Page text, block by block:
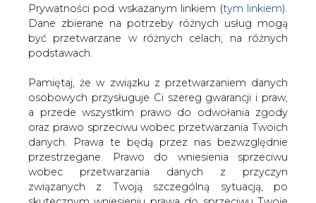
Prywatności pod wskazanym linkiem (tym linkiem).
Dane zbierane na potrzeby różnych usług mogą
być przetwarzane w różnych celach, na różnych
podstawach.
Pamiętaj, że w związku z przetwarzaniem danych
osobowych przysługuje Ci szereg gwarancji i praw,
a przede wszystkim prawo do odwołania zgody
oraz prawo sprzeciwu wobec przetwarzania Twoich
danych. Prawa te będą przez nas bezwzględnie
przestrzegane. Prawo do wniesienia sprzeciwu
wobec przetwarzania danych z przyczyn
związanych z Twoją szczególną sytuacją, po
Były premier Czech lobbuje za
Eastring
Jak poinformował BiznesAlert.pl,
powołując się na Euractiv.com, były
premier czeski Mirek Topolanek
otrzymał stanowisko do spraw promocji